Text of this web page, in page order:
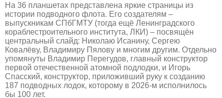
На 36 планшетах представлена яркие страницы из
истории подводного флота. Его создателям –
выпускникам СПбГМТУ (тогда ещё Ленинградского
кораблестроительного института, ЛКИ) – посвящён
центральный слайд: Николаю Исанину, Сергею
Ковалёву, Владимиру Пялову и многим другим. Отдельно
упомянуты Владимир Перегудов, главный конструктор
первой отечественной атомной подлодки, и Игорь
Спасский, конструктор, приложивший руку к созданию
187 подводных лодок, которому в 2026-м исполнилось
бы 100 лет.